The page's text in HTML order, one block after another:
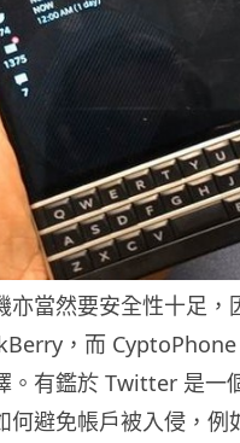
亦當然要安全性十足，
，而
。有鑑於 Twitter 是一
何避免帳戶被入侵，例